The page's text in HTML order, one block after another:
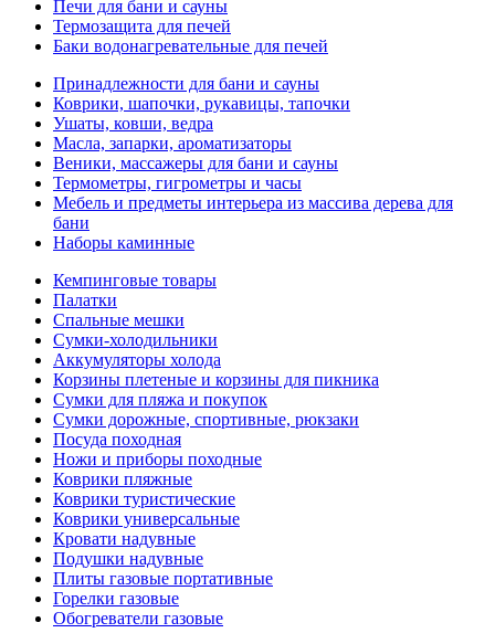
Печи для бани и сауны
Термозащита для печей
Баки водонагревательные для печей
Принадлежности для бани и сауны
Коврики, шапочки, рукавицы, тапочки
Ушаты, ковши, ведра
Масла, запарки, ароматизаторы
Веники, массажеры для бани и сауны
Термометры, гигрометры и часы
Мебель и предметы интерьера из массива дерева для
бани
Наборы каминные
Кемпинговые товары
Палатки
Спальные мешки
Сумки-холодильники
Аккумуляторы холода
Корзины плетеные и корзины для пикника
Сумки для пляжа и покупок
Сумки дорожные, спортивные, рюкзаки
Посуда походная
Ножи и приборы походные
Коврики пляжные
Коврики туристические
Коврики универсальные
Кровати надувные
Подушки надувные
Плиты газовые портативные
Горелки газовые
Обогреватели газовые